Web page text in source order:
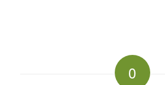
0